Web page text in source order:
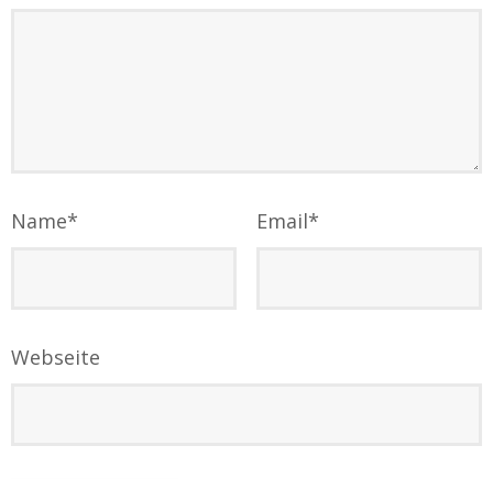
Name* Email*
Webseite